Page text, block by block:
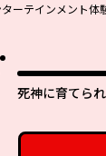
ーテインメント体
死神に育てら